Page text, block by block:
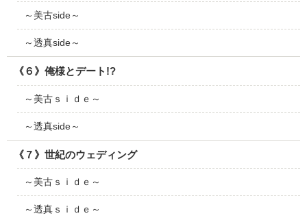
～美古side～
～透真side～
《６》俺様とデート!?
～美古ｓｉｄｅ～
～透真side～
《７》世紀のウェディング
～美古ｓｉｄｅ～
～透真ｓｉｄｅ～